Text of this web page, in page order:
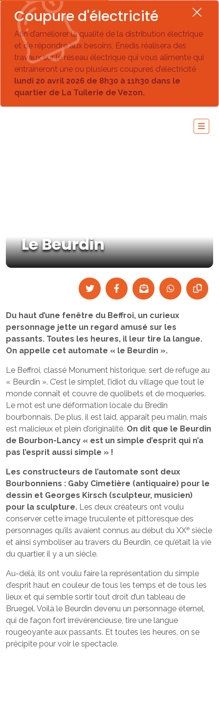
Coupure d'électricité
Afin d’améliorer la qualité de la distribution électrique
et de répondre aux besoins, Enedis réalisera des
travaux sur le réseau électrique qui vous alimente qui
entraîneront une ou plusieurs coupures d’électricité
lundi 20 avril 2026 de 8h30 à 11h30 dans le
quartier de La Tuilerie de Vezon.
Le Beurdin
Du haut d’une fenêtre du Beffroi, un curieux
personnage jette un regard amusé sur les
passants. Toutes les heures, il leur tire la langue.
On appelle cet automate « le Beurdin ».
Le Beffroi, classé Monument historique, sert de refuge au
« Beurdin ». C’est le simplet, l’idiot du village que tout le
monde connaît et couvre de quolibets et de moqueries.
Le mot est une déformation locale du Bredin
bourbonnais. De plus, il est laid, apparaît peu malin, mais
est malicieux et plein d’originalité. On dit que le Beurdin
de Bourbon-Lancy « est un simple d’esprit qui n’a
pas l’esprit aussi simple » !
Les constructeurs de l’automate sont deux
Bourbonniens : Gaby Cimetière (antiquaire) pour le
dessin et Georges Kirsch (sculpteur, musicien)
pour la sculpture. Les deux créateurs ont voulu
conserver cette image truculente et pittoresque des
personnages qu’ils avaient connus au début du XXe siècle
et ainsi symboliser au travers du Beurdin, ce qu’était la vie
du quartier, il y a un siècle.
Au-delà, ils ont voulu faire la représentation du simple
d’esprit haut en couleur de tous les temps et de tous les
lieux et qui semble sortir tout droit d’un tableau de
Bruegel. Voilà le Beurdin devenu un personnage éternel,
qui de façon fort irrévérencieuse, tire une langue
rougeoyante aux passants. Et toutes les heures, on se
précipite pour voir le spectacle.